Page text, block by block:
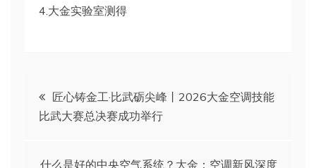
4.大金实验室测得
文
章
匠心铸金工·比武砺尖峰丨2026大金空调技能
比武大赛总决赛成功举行
什么是好的中央空气系统？大金：空调新风深度